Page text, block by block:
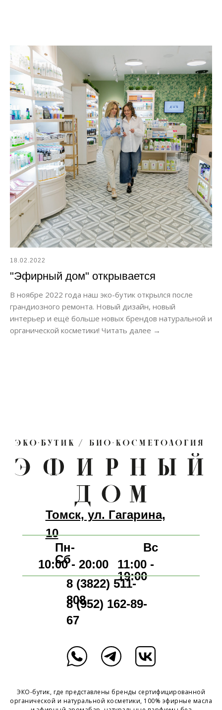
18.02.2022
"Эфирный дом" открывается
В ноябре 2022 года наш эко-бутик открылся после
грандиозного ремонта. Новый дизайн, новый
интерьер и ещё больше новых брендов натуральной и
органической косметики! Читать далее →
8 (3822) 511-
808
8 (952) 162-89-
67
Вс
Пн-
Сб
11:00 -
19:00
10:00 - 20:00
Томск, ул. Гагарина,
10
ЭКО-бутик, где представлены бренды сертифицированной
органической и натуральной косметики, 100% эфирные масла